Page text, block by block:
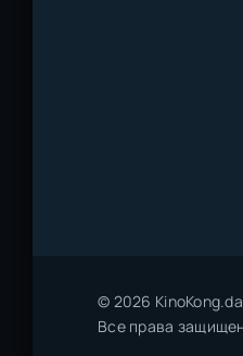
© 2026
Все права